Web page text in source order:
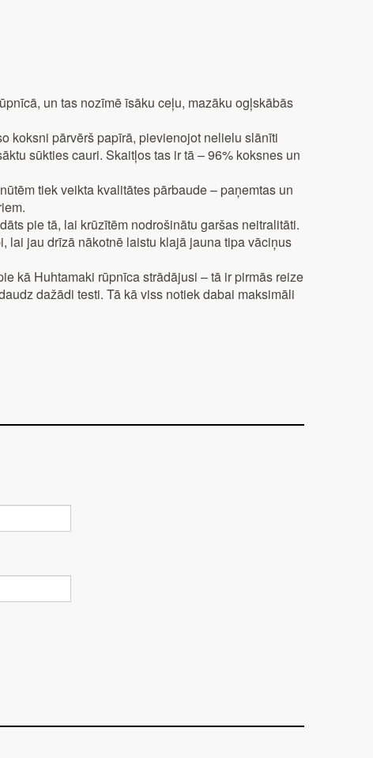
un tas nozīmē īsāku ceļu, mazāku ogļskābās
koksni pārvērš papīrā, pievienojot nelielu slānīti
sūkties cauri. Skaitļos tas ir tā – 96% koksnes un
tiek veikta kvalitātes pārbaude – paņemtas un
pie tā, lai krūzītēm nodrošinātu garšas neitralitāti.
lai jau drīzā nākotnē laistu klajā jauna tipa vāciņus
kā Huhtamaki rūpnīca strādājusi – tā ir pirmās reize
dažādi testi. Tā kā viss notiek dabai maksimāli